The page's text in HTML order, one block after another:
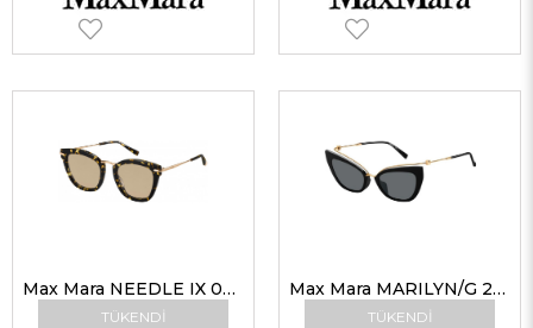
TÜKENDI
Max Mara NEEDLE IX 086 70 50 Max Mara Güneş Gözlüğü
TÜKENDI
Max Mara MARILYN/G 2M2 IR 53 Max Mara Güneş Gözlüğü